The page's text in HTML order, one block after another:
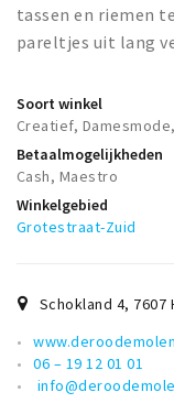
tassen en riemen
pareltjes uit lang
Soort winkel
Creatief,
Betaalmogelijkheden
Cash, Maestro
Winkelgebied
Grotestraat-Zuid
Schokland 4, 7607
06 – 19 12 01 01